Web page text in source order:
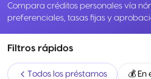
Compara créditos personales vía
preferenciales, tasas fijas y
Filtros rápidos
Todos los préstamos 💰